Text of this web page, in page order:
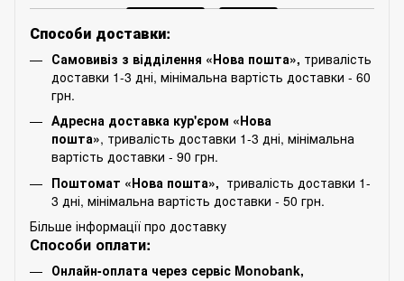
Способи доставки:
Самовивіз з відділення «Нова пошта», тривалість
доставки 1-3 дні, мінімальна вартість доставки - 60
грн.
Адресна доставка кур'єром «Нова
пошта», тривалість доставки 1-3 дні, мінімальна
вартість доставки - 90 грн.
Поштомат «Нова пошта», тривалість доставки 1-
3 дні, мінімальна вартість доставки - 50 грн.
Більше інформації про доставку
Способи оплати:
Онлайн-оплата через сервіс Monobank,